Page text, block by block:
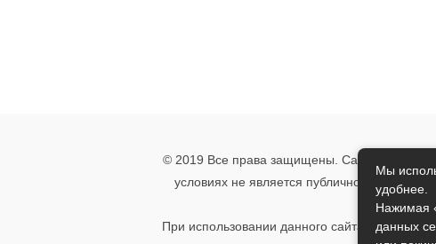
© 2019 Все права защищены. Сайт носит
условиях не является публичной офертой,
При использовании данного сайта, вы
Мы
удобнее.
Нажимая
данных